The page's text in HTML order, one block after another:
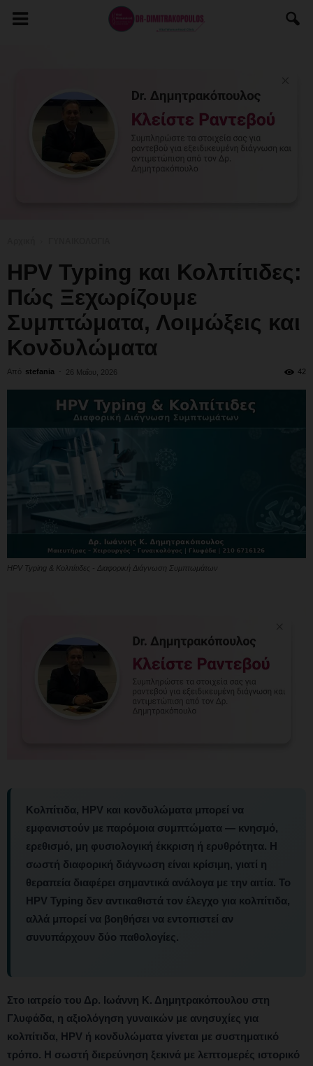
HPV Typing και Κολπίτιδες:
Πώς Ξεχωρίζουμε
Συμπτώματα, Λοιμώξεις και
Κονδυλώματα
Από stefania - 26 Μαΐου, 2026 42
HPV Typing & Κολπίτιδες - Διαφορική Διάγνωση Συμπτωμάτων
Κολπίτιδα, HPV και κονδυλώματα μπορεί να
εμφανιστούν με παρόμοια συμπτώματα — κνησμό,
ερεθισμό, μη φυσιολογική έκκριση ή ερυθρότητα. Η
σωστή διαφορική διάγνωση είναι κρίσιμη, γιατί η
θεραπεία διαφέρει σημαντικά ανάλογα με την αιτία. Το
HPV Typing δεν αντικαθιστά τον έλεγχο για κολπίτιδα,
αλλά μπορεί να βοηθήσει να εντοπιστεί αν
συνυπάρχουν δύο παθολογίες.
Στο ιατρείο του Δρ. Ιωάννη Κ. Δημητρακόπουλου στη
Γλυφάδα, η αξιολόγηση γυναικών με ανησυχίες για
κολπίτιδα, HPV ή κονδυλώματα γίνεται με συστηματικό
τρόπο. Η σωστή διερεύνηση ξεκινά με λεπτομερές ιστορικό